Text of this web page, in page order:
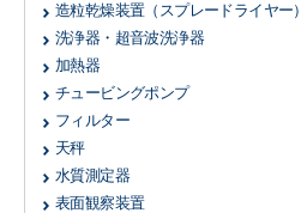
造粒乾燥装置（スプレードライヤー）
洗浄器・超音波洗浄器
加熱器
チュービングポンプ
フィルター
天秤
水質測定器
表面観察装置